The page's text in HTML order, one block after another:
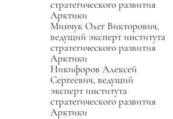
стратегического развития
Арктики
Минчук Олег Викторович,
ведущий эксперт института
стратегического развития
Арктики
Никифоров Алексей
Сергеевич, ведущий
эксперт института
стратегического развития
Арктики